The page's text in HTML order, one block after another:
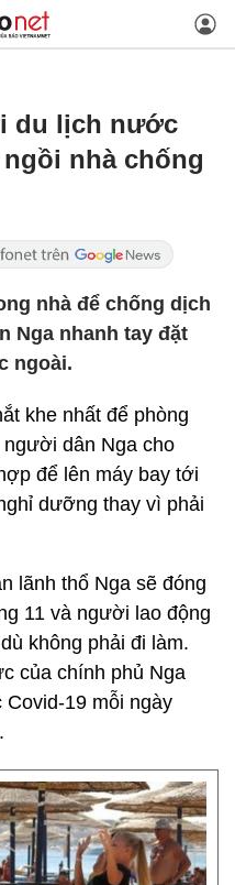
du lịch nước
nhà chống
nhà để chống dịch
Nga nhanh tay đặt
ngoài.
khe nhất để phòng
dân Nga cho
để lên máy bay tới
dưỡng thay vì phải
lãnh thổ Nga sẽ đóng
11 và người lao động
không phải đi làm.
của chính phủ Nga
Covid-19 mỗi ngày